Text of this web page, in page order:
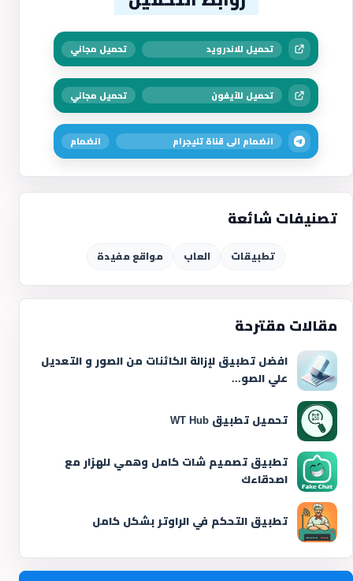
تصنيفات شائعة
تطبيقات العاب مواقع مفيدة
مقالات مقترحة
افضل تطبيق لإزالة الكائنات من الصور و التعديل
علي الصو...
تحميل تطبيق WT Hub
تطبيق تصميم شات كامل وهمي للهزار مع
اصدقاءك
تطبيق التحكم في الراوتر بشكل كامل
تحميل للاندرويد تحميل مجاني
تحميل للآيفون تحميل مجاني
انضمام الى قناة تليجرام انضمام